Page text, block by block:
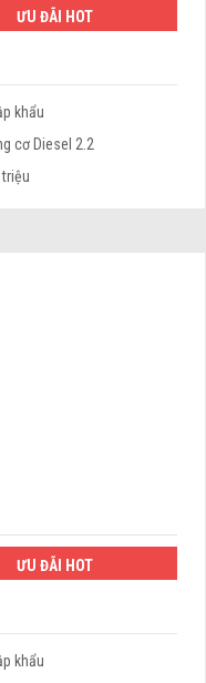
ƯU ĐÃI HOT
khẩu
cơ Diesel 2.2
ƯU ĐÃI HOT
khẩu